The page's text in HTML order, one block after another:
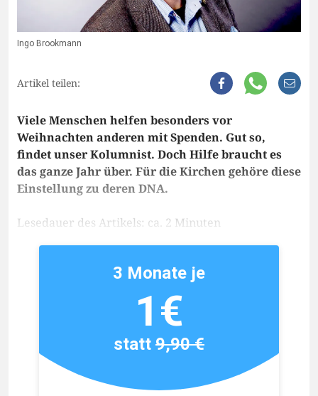
Ingo Brookmann
Artikel teilen:
Viele Menschen helfen besonders vor
Weihnachten anderen mit Spenden. Gut so,
findet unser Kolumnist. Doch Hilfe braucht es
das ganze Jahr über. Für die Kirchen gehöre diese
Einstellung zu deren DNA.
Lesedauer des Artikels: ca. 2 Minuten
3 Monate je
1€
statt9,90 €